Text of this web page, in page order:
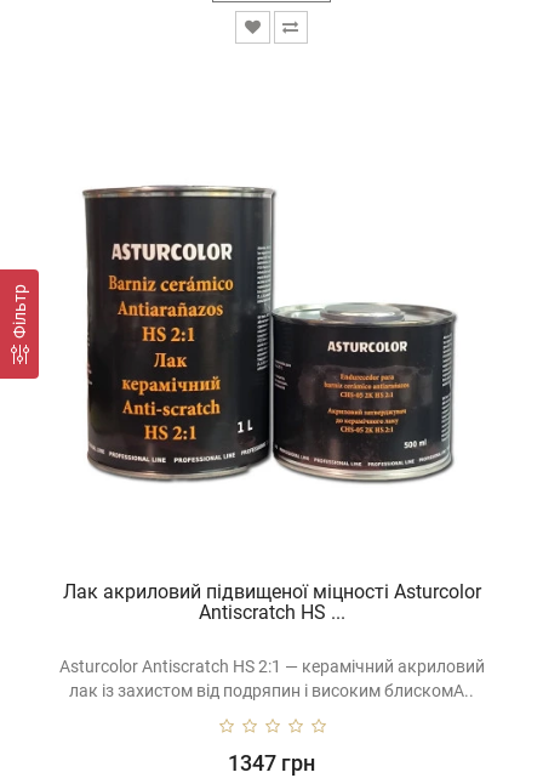
Фiльтр
Лак акриловий підвищеної міцності Asturcolor
Antiscratch HS ...
Asturcolor Antiscratch HS 2:1 — керамічний акриловий
лак із захистом від подряпин і високим блискомA..
1347 грн